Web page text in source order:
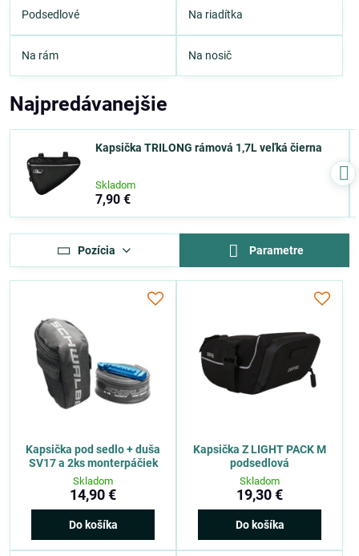
Podsedlové Na riadítka
Na rám Na nosič
Najpredávanejšie
Kapsička TRILONG rámová 1,7L veľká čierna
Skladom
7,90 €
Pozícia Parametre
Kapsička pod sedlo + duša
SV17 a 2ks monterpáčiek
Skladom
14,90 €
Do košíka
Kapsička Z LIGHT PACK M
podsedlová
Skladom
19,30 €
Do košíka